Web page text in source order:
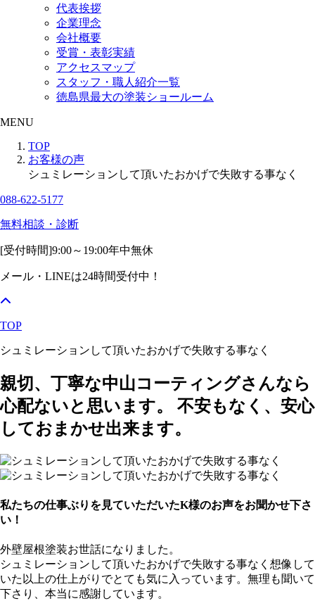
代表挨拶
企業理念
会社概要
受賞・表彰実績
アクセスマップ
スタッフ・職人紹介一覧
徳島県最大の塗装ショールーム
MENU
TOP
お客様の声
シュミレーションして頂いたおかげで失敗する事なく
088-622-5177
無料相談・診断
[受付時間]9:00～19:00年中無休
メール・LINEは24時間受付中！
TOP
シュミレーションして頂いたおかげで失敗する事なく
親切、丁寧な中山コーティングさんなら
心配ないと思います。 不安もなく、安心
しておまかせ出来ます。
私たちの仕事ぶりを見ていただいたK様のお声をお聞かせ下さ
い！
外壁屋根塗装お世話になりました。
シュミレーションして頂いたおかげで失敗する事なく想像して
いた以上の仕上がりでとても気に入っています。無理も聞いて
下さり、本当に感謝しています。